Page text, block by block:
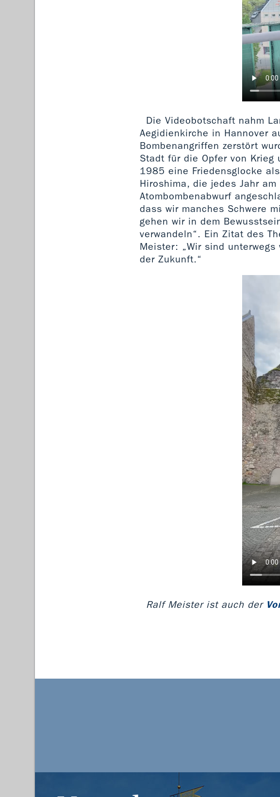
Die Videobotschaft nahm
Aegidienkirche in Hannover
Bombenangriffen zerstört
Stadt für die Opfer von Krieg
1985 eine Friedensglocke
Hiroshima, die jedes Jahr
Atombombenabwurf
dass wir manches Schwere
gehen wir in dem
verwandeln“. Ein Zitat des
Meister: „Wir sind
der Zukunft.“
Ralf Meister ist auch der